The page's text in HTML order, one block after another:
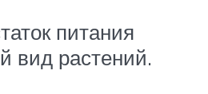
питания
вид растений.